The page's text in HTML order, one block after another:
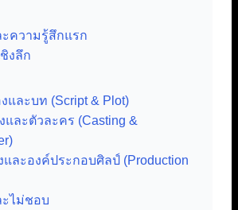
ความรู้สึกแรก
งลึก
และบท (Script & Plot)
และตัวละคร (Casting &
และองค์ประกอบศิลป์ (Production
ไม่ชอบ